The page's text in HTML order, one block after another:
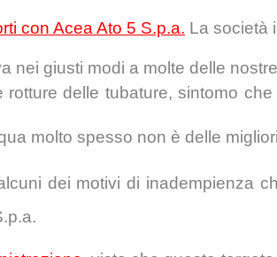
con Acea Ato 5 S.p.a. La società
nei giusti modi a molte delle
rotture delle tubature, sintomo
molto spesso non è delle
dei motivi di inadempienza